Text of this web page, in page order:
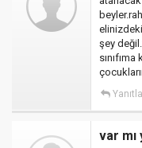
şey
Yanıtla
var mı